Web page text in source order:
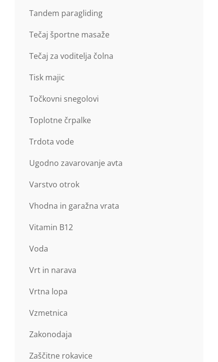
Tandem paragliding
Tečaj športne masaže
Tečaj za voditelja čolna
Tisk majic
Točkovni snegolovi
Toplotne črpalke
Trdota vode
Ugodno zavarovanje avta
Varstvo otrok
Vhodna in garažna vrata
Vitamin B12
Voda
Vrt in narava
Vrtna lopa
Vzmetnica
Zakonodaja
Zaščitne rokavice